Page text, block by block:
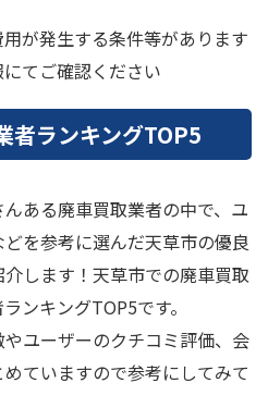
が発生する条件等があります
てご確認ください
者ランキングTOP5
ある廃車買取業者の中で、ユ
を参考に選んだ天草市の優良
します！天草市での廃車買取
ンキングTOP5です。
ユーザーのクチコミ評価、会
ていますので参考にしてみて